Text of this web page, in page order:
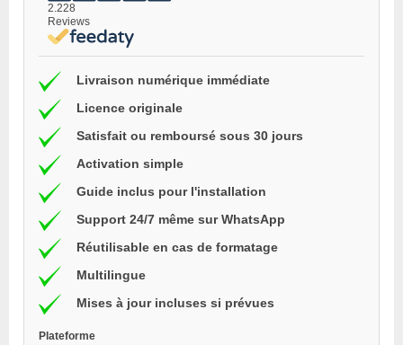
2.228
Reviews
Livraison numérique immédiate
Licence originale
Satisfait ou remboursé sous 30 jours
Activation simple
Guide inclus pour l'installation
Support 24/7 même sur WhatsApp
Réutilisable en cas de formatage
Multilingue
Mises à jour incluses si prévues
Plateforme